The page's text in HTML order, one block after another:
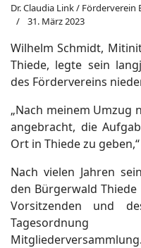
Dr. Claudia Link / Förderverein
31. März 2023
Wilhelm Schmidt,
Thiede, legte sein
des Fördervereins
„Nach meinem Umzug
angebracht, die
Ort in Thiede zu
Nach vielen Jahren
den Bürgerwald
Vorsitzenden und
Mitgliederversammlung.